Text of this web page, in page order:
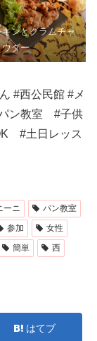
ンとクラムチャ
ウダー
#西公民館 #メ
ン教室 #子供
#土日レッス
ーニ
パン教室
参加
女性
簡単
西
はてブ